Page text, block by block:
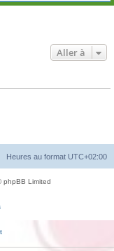
Aller à
Heures au format UTC+02:00
phpBB Limited